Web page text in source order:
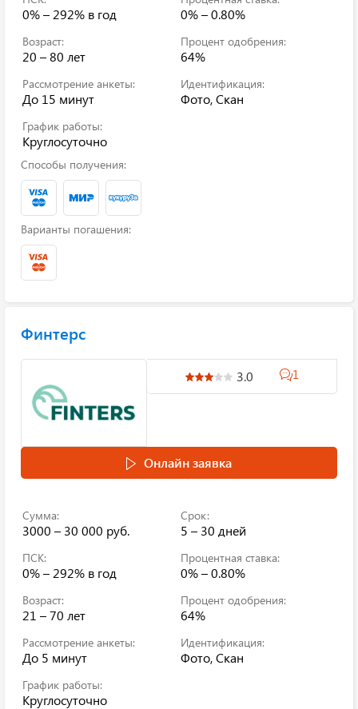
0% – 292% в год 0% – 0.80%
Возраст:
20 – 80 лет
Процент одобрения:
64%
Рассмотрение анкеты:
До 15 минут
Идентификация:
Фото, Скан
График работы:
Круглосуточно
Способы получения:
Варианты погашения:
Финтерс
3.0 1
Онлайн заявка
Сумма:
3000 – 30 000 руб.
Срок:
5 – 30 дней
ПСК:
0% – 292% в год
Процентная ставка:
0% – 0.80%
Возраст:
21 – 70 лет
Процент одобрения:
64%
Рассмотрение анкеты:
До 5 минут
Идентификация:
Фото, Скан
График работы:
Круглосуточно